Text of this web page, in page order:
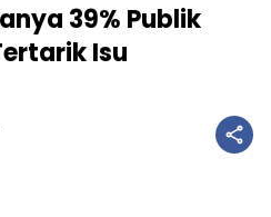
39% Publik
Isu